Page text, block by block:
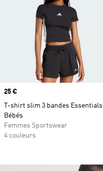
Prix
25 €
T-shirt slim 3 bandes Essentials
Bébés
Femmes Sportswear
4 couleurs